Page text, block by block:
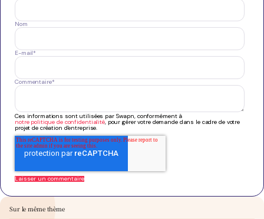
Nom
E-mail*
Commentaire*
Ces informations sont utilisées par Swapn, conformément à
notre politique de confidentialité, pour gérer votre demande dans le cadre de votre
projet de création d'entreprise.
Sur le même thème